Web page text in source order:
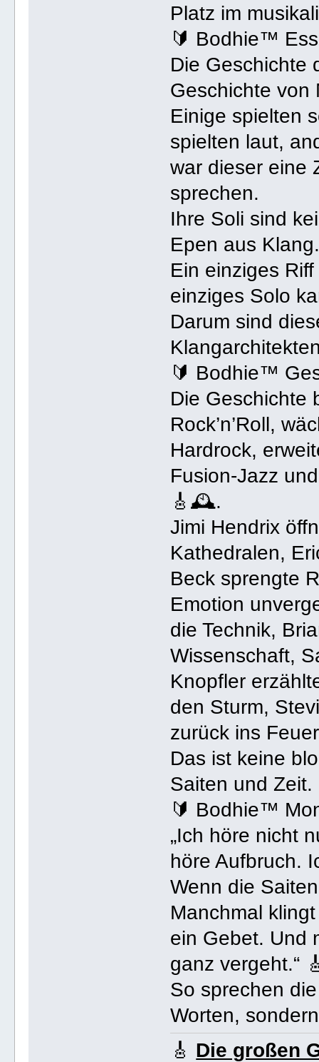
Platz im
🔰 Bodhie™
Die Geschichte
Geschichte von
Einige spielten
spielten laut,
war dieser eine
sprechen.
Ihre Soli sind
Epen aus
Ein einziges
einziges Solo
Darum sind
🔰 Bodhie™
Die Geschichte
Rock’n’Roll,
Hardrock,
Fusion-Jazz
🎸🕰️.
Jimi Hendrix
Kathedralen,
Beck sprengte
Emotion
die Technik,
Wissenschaft,
Knopfler
den Sturm,
zurück ins
Das ist keine
Saiten und Zeit.
🔰 Bodhie™
„Ich höre nicht
höre Aufbruch.
Wenn die
Manchmal
ein Gebet. Und
ganz vergeht.“
So sprechen
Worten,
🎸 Die großen